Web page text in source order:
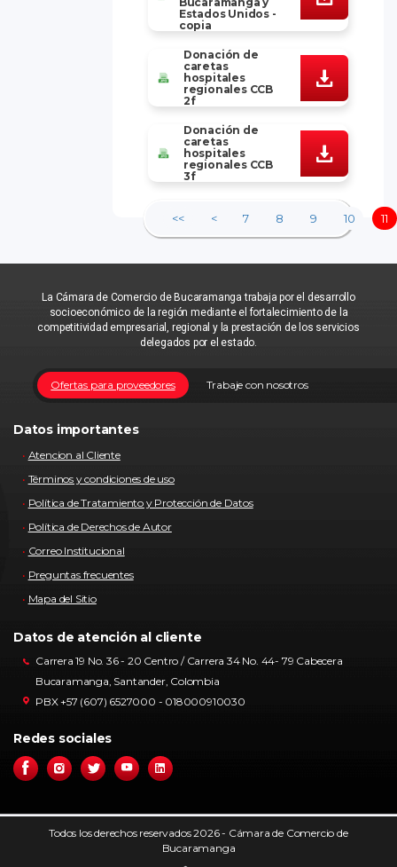
Estados Unidos -
copia
Donación de
caretas
hospitales
regionales CCB
2f
Donación de
caretas
hospitales
regionales CCB
3f
<< < 7 8 9 10 11
La Cámara de Comercio de Bucaramanga trabaja por el desarrollo
socioeconómico de la región mediante el fortalecimiento de la
competitividad empresarial, regional y la prestación de los servicios
delegados por el estado.
Trabaje con nosotros
Ofertas para proveedores
Datos importantes
Atencion al Cliente
Términos y condiciones de uso
Política de Tratamiento y Protección de Datos
Política de Derechos de Autor
Correo Institucional
Preguntas frecuentes
Mapa del Sitio
Datos de atención al cliente
Carrera 19 No. 36 - 20 Centro / Carrera 34 No. 44- 79 Cabecera
Bucaramanga, Santander, Colombia
PBX +57 (607) 6527000 - 018000910030
Redes sociales
Todos los derechos reservados 2026 - Cámara de Comercio de
Bucaramanga